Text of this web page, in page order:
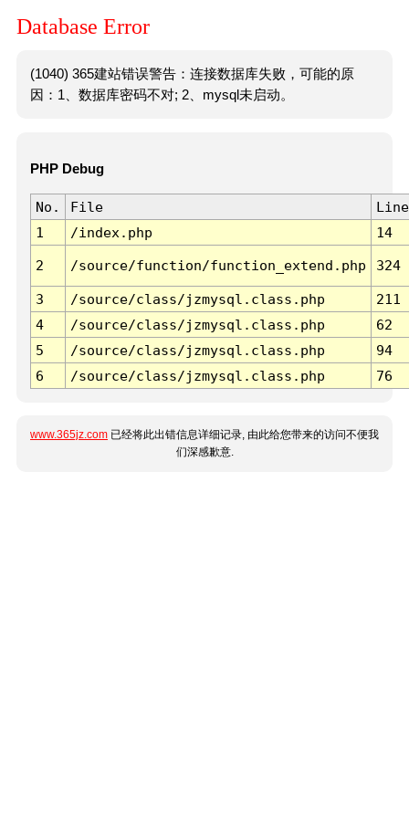
Database Error
(1040) 365建站错误警告：连接数据库失败，可能的原
因：1、数据库密码不对; 2、mysql未启动。
PHP Debug
No. File
Line
1
/index.php 14
2 /source/function/function_extend.php 324
3 /source/class/jzmysql.class.php
211
4
/source/class/jzmysql.class.php
62
5
/source/class/jzmysql.class.php
94
6
/source/class/jzmysql.class.php 76
www.365jz.com 已经将此出错信息详细记录, 由此给您带来的访问不便我
们深感歉意.